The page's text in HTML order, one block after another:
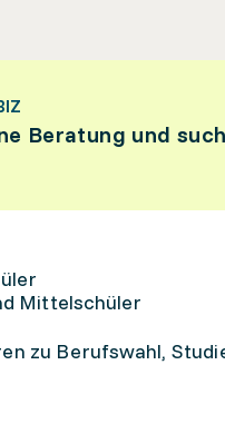
Beratung und
Mittelschüler
zu Berufswahl,